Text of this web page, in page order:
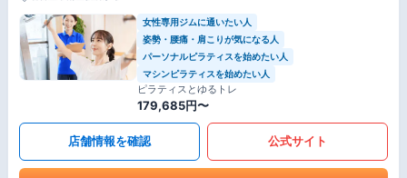
女性専用ジムに通いたい人
姿勢・腰痛・肩こりが気になる人
パーソナルピラティスを始めたい人
マシンピラティスを始めたい人
ピラティスとゆるトレ
179,685円〜
店舗情報を確認 公式サイト